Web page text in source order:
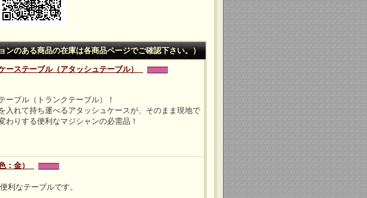
のある商品の在庫は各商品ページでご確認下さい。）
ーステーブル（アタッシュテーブル）
ーブル（トランクテーブル）！
入れて持ち運べるアタッシュケースが、そのまま現地で
わりする便利なマジシャンの必需品！
：金）
利なテーブルです。